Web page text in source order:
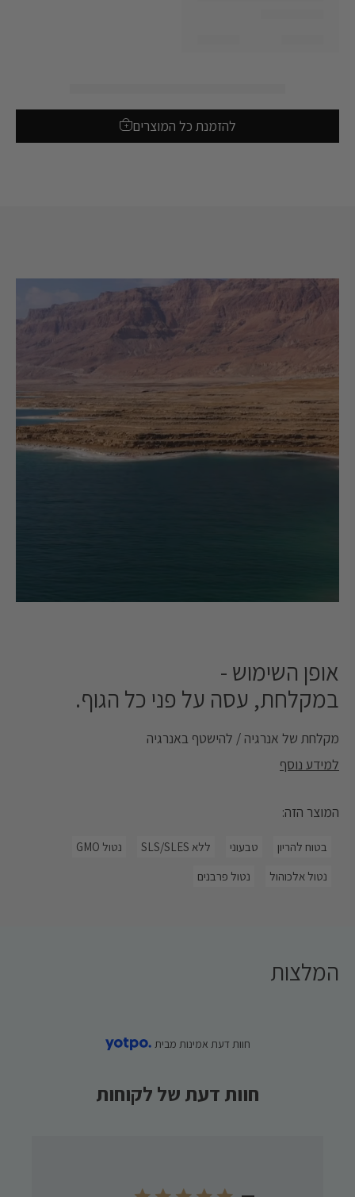
להזמנת כל המוצרים +
אופן השימוש -
במקלחת, עסה על פני כל הגוף.
מקלחת של אנרגיה / להישטף באנרגיה
למידע נוסף
תמצית שורש ג'ינג'ר, תמצית ג'ינסנג ותמצית עלי ג'ינקו בילובה.
הג'ל מנקה את העור ביעילות ובלי לייבש אותו, וממלא אותו
באנרגיה עם ניחוחות הדרים ועציים ארומטיים. בתוספת חומצה
המוצר הזה:
בטוח להריון טבעוני ללא SLS/SLES
נטול GMO
נטול אלכוהול
נטול פרבנים
המלצות
חוות דעת של לקוחות
חוות דעת אמינות מבית